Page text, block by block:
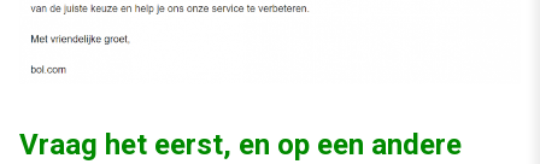
Vraag het eerst, en op een andere